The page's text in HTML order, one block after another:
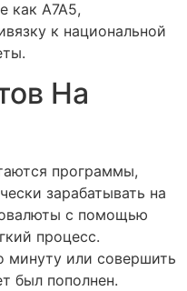
как A7A5,
к национальной
На
программы,
зарабатывать на
с помощью
процесс.
минуту или совершить
был пополнен.